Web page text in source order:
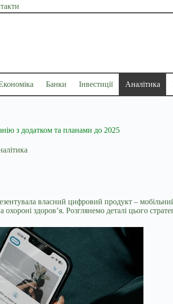
Банки Інвестиції Аналітика
з додатком та планами до 2025
власний цифровий продукт –
здоров’я. Розглянемо деталі цього